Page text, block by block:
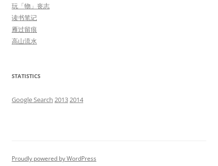
玩「物」丧志
读书笔记
雁过留痕
高山流水
STATISTICS
Google Search 20132014
Proudly powered by WordPress